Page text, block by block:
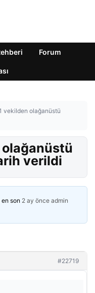
Forum
vekilden olağanüstü
olağanüstü
verildi
son 2 ay önce admin
#22719